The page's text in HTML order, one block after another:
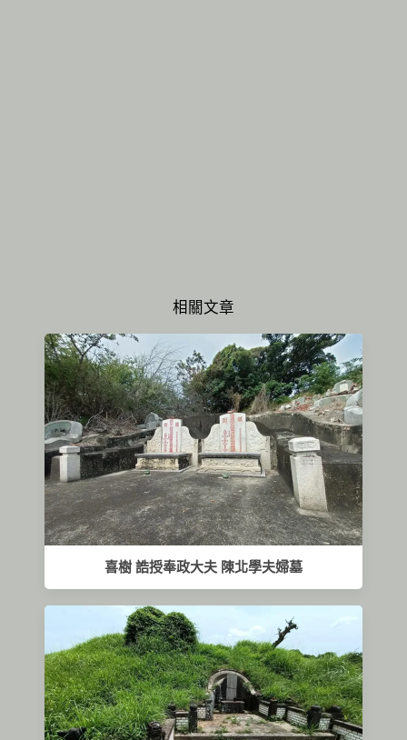
相關文章
喜樹 誥授奉政大夫 陳北學夫婦墓